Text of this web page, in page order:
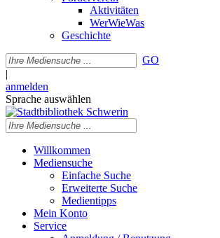
Aktivitäten
WerWieWas
Geschichte
GO
|
anmelden
Sprache auswählen
Willkommen
Mediensuche
Einfache Suche
Erweiterte Suche
Medientipps
Mein Konto
Service